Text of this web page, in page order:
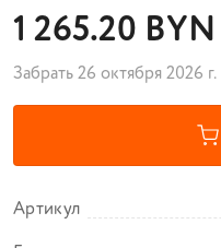
1 265.20 BYN
Забрать 26 октября 2026 г.
Артикул